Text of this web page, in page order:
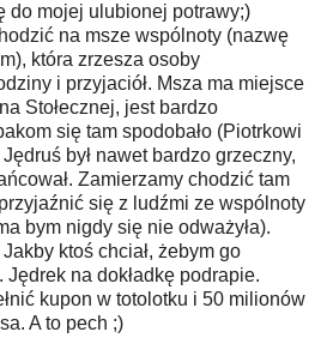
do mojej ulubionej potrawy;)
na msze wspólnoty (nazwę
która zrzesza osoby
i przyjaciół. Msza ma miejsce
Stołecznej, jest bardzo
się tam spodobało (Piotrkowi
był nawet bardzo grzeczny,
Zamierzamy chodzić tam
się z ludźmi ze wspólnoty
bym nigdy się nie odważyła).
Jakby ktoś chciał, żebym go
Jędrek na dokładkę podrapie.
kupon w totolotku i 50 milionów
A to pech ;)